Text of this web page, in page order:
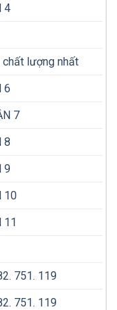
4
lượng nhất
6
7
8
9
10
11
751. 119
751. 119